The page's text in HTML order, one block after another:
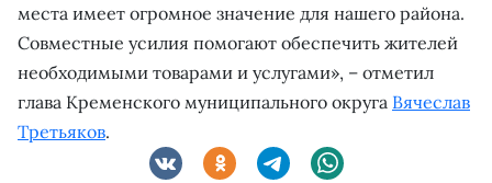
места имеет огромное значение для нашего района.
Совместные усилия помогают обеспечить жителей
необходимыми товарами и услугами», – отметил
глава Кременского муниципального округа Вячеслав
Третьяков.